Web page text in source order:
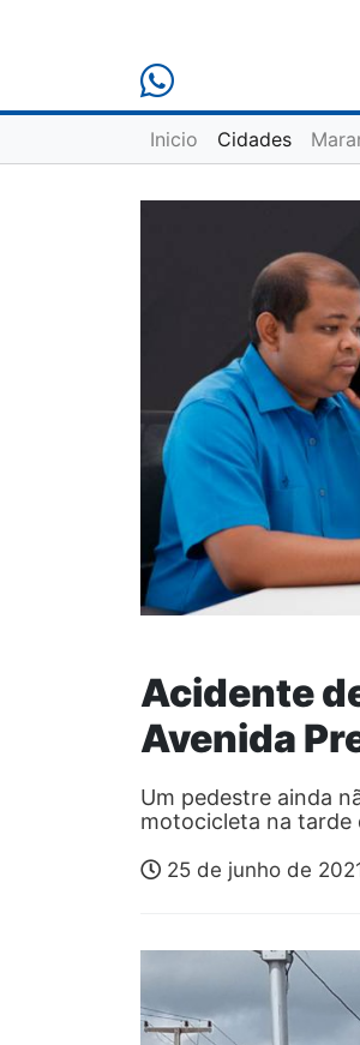
Inicio Cidades
Acidente
Avenida
Um pedestre ainda
motocicleta na
25 de junho de